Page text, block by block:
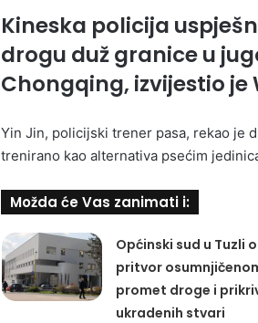
Kineska policija
drogu duž granice u
Chongqing, izvijestio je
Yin Jin, policijski trener pasa, rekao je
trenirano kao alternativa psećim
Možda će Vas zanimati i:
Općinski sud u Tuzli
pritvor
promet droge i
ukradenih stvari